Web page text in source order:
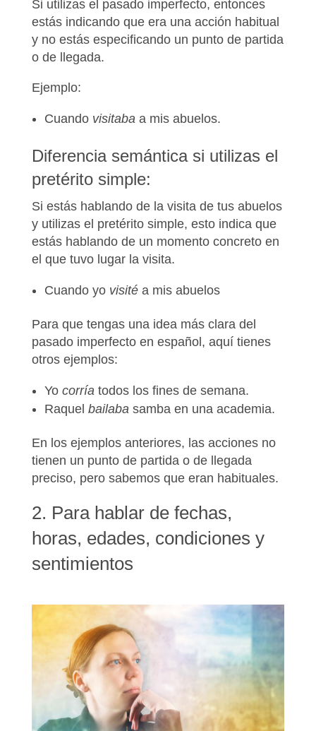
Si utilizas el pasado imperfecto, entonces
estás indicando que era una acción habitual
y no estás especificando un punto de partida
o de llegada.
Ejemplo:
Cuando visitabaa mis abuelos.
Diferencia semántica si utilizas el
pretérito simple:
Si estás hablando de la visita de tus abuelos
y utilizas el pretérito simple, esto indica que
estás hablando de un momento concreto en
el que tuvo lugar la visita.
Cuando yo visitéa mis abuelos
Para que tengas una idea más clara del
pasado imperfecto en español, aquí tienes
otros ejemplos:
Yo corríatodos los fines de semana.
Raquel bailabasamba en una academia.
En los ejemplos anteriores, las acciones no
tienen un punto de partida o de llegada
preciso, pero sabemos que eran habituales.
2. Para hablar de fechas,
horas, edades, condiciones y
sentimientos